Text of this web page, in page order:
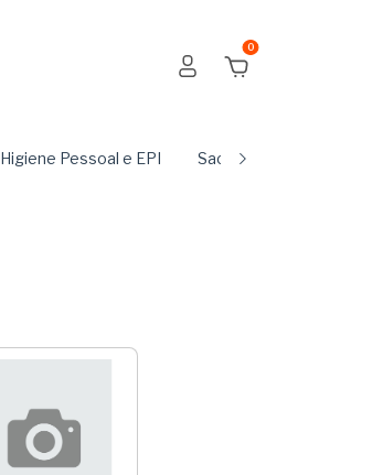
0
Higiene Pessoal e EPI Sachês